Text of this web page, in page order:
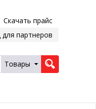
Скачать прайс
для партнеров
Товары